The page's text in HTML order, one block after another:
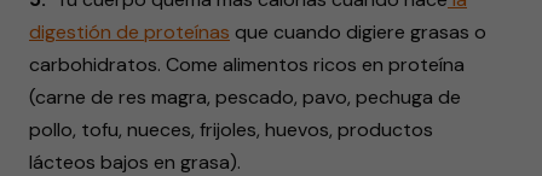
digestión de proteínas que cuando digiere grasas o
carbohidratos. Come alimentos ricos en proteína
(carne de res magra, pescado, pavo, pechuga de
pollo, tofu, nueces, frijoles, huevos, productos
lácteos bajos en grasa).